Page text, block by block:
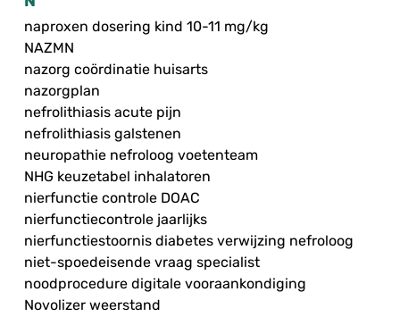
naproxen dosering kind 10-11 mg/kg
NAZMN
nazorg coördinatie huisarts
nazorgplan
nefrolithiasis acute pijn
nefrolithiasis galstenen
neuropathie nefroloog voetenteam
NHG keuzetabel inhalatoren
nierfunctie controle DOAC
nierfunctiecontrole jaarlijks
nierfunctiestoornis diabetes verwijzing nefroloog
niet-spoedeisende vraag specialist
noodprocedure digitale vooraankondiging
Novolizer weerstand